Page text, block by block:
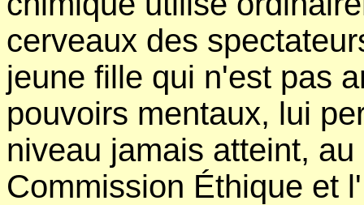
cerveaux des
jeune fille qui n'est pas
pouvoirs mentaux, lui
niveau jamais atteint,
Commission Éthique et